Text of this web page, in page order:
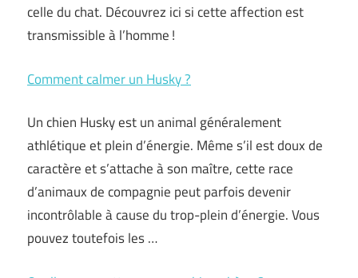
celle du chat. Découvrez ici si cette affection est
transmissible à l’homme !
Comment calmer un Husky ?
Un chien Husky est un animal généralement
athlétique et plein d’énergie. Même s’il est doux de
caractère et s’attache à son maître, cette race
d’animaux de compagnie peut parfois devenir
incontrôlable à cause du trop-plein d’énergie. Vous
pouvez toutefois les …